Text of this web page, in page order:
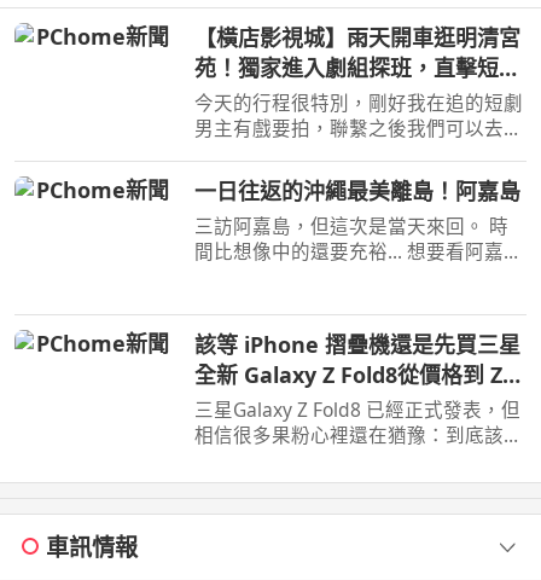
月14日 ...
【橫店影視城】雨天開車逛明清宮
苑！獨家進入劇組探班，直擊短劇
男主定妝現場！哪哪麻
今天的行程很特別，剛好我在追的短劇
男主有戲要拍，聯繫之後我們可以去現
霸總私底下是 ...
一日往返的沖繩最美離島！阿嘉島
三訪阿嘉島，但這次是當天來回。 時
間比想像中的還要充裕... 想要看阿嘉島
該等 iPhone 摺疊機還是先買三星
全新 Galaxy Z Fold8從價格到 Z
Fold8 開箱上手分析
三星Galaxy Z Fold8 已經正式發表，但
相信很多果粉心裡還在猶豫：到底該現
摺疊機 在這部 ...
車訊情報